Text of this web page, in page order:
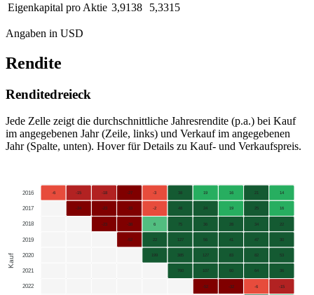
Eigenkapital pro Aktie 3,9138 5,3315
Angaben in USD
Rendite
Renditedreieck
Jede Zelle zeigt die durchschnittliche Jahresrendite (p.a.) bei Kauf
im angegebenen Jahr (Zeile, links) und Verkauf im angegebenen
Jahr (Spalte, unten). Hover für Details zu Kauf- und Verkaufspreis.
2016
2017
2018
2019
2020
2021
2022
Kauf
-6 -15 -18 -27 -3 38 19 16 21 14
-24 -23 -33 -2 48 24 19 25 16
-23 -38 6 75 36 28 34 22
-52 22 127 56 41 47 30
199 385 127 83 82 53
760 107 60 64 36
-52 -32 -6 -15